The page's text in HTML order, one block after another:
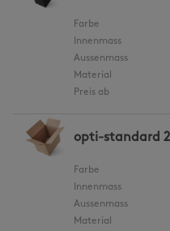
Farbe
Innenmass
Aussenmass
Material
Preis ab
opti-standard
Farbe
Innenmass
Aussenmass
Material